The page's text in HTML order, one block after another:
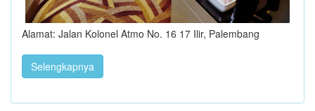
Alamat: Jalan Kolonel Atmo No. 16 17 Ilir, Palembang
Selengkapnya